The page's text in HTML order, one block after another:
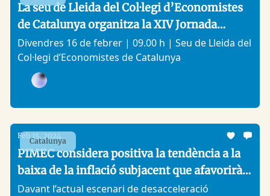
La seu de Lleida del Col·legi d’Economistes
de Catalunya organitza la XIV Jornada
Concursal
Divendres 16 de febrer | 09.00 h | Seu de Lleida del
Col·legi d’Economistes de Catalunya
Catalunya
Feb 15, 2024
PIMEC considera positiva la tendència a la
baixa de la inflació subjacent que afavorirà
l’estabilitat dels preus els pròxims mesos
Davant l’actual escenari de desacceleració